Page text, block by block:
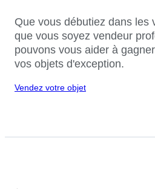
Que vous débutiez dans les
que vous soyez vendeur
pouvons vous aider à
vos objets d'exception.
Vendez votre objet